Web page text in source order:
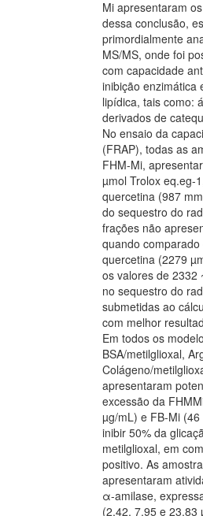
Mi apresentaram
dessa conclusão,
primordialmente
MS/MS, onde foi
com capacidade
inibição enzimática
lipídica, tais como:
derivados de
No ensaio da
(FRAP), todas as
FHM-Mi,
µmol Trolox eq.eg-
quercetina (987
do sequestro do
frações não
quando
quercetina (2279
os valores de 2332
no sequestro do
submetidas ao
com melhor
Em todos os
BSA/metilglioxal,
Colágeno/
apresentaram
excessão da
µg/mL) e FB-Mi
inibir 50% da
metilglioxal, em
positivo. As
apresentaram
α-amilase,
(2,42, 7,95 e 23,83